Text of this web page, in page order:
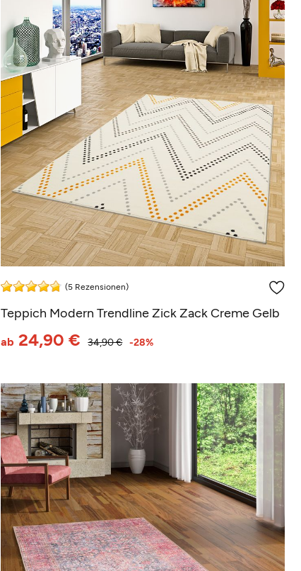
(5 Rezensionen)
Teppich Modern Trendline Zick Zack Creme Gelb
34,90 €
ab 24,90 € -28%